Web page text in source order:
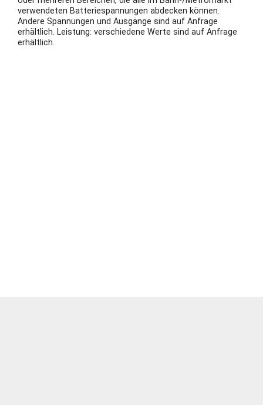
verwendeten Batteriespannungen abdecken können.
Andere Spannungen und Ausgänge sind auf Anfrage
erhältlich. Leistung: verschiedene Werte sind auf Anfrage
erhältlich.